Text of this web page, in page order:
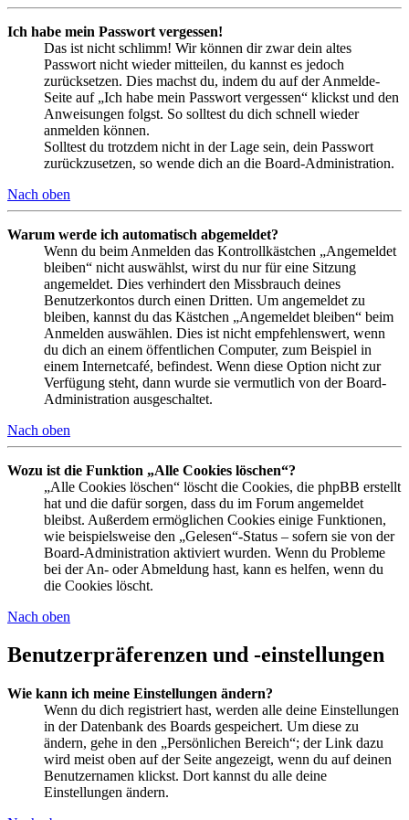
Ich habe mein Passwort vergessen!
Das ist nicht schlimm! Wir können dir zwar dein altes
Passwort nicht wieder mitteilen, du kannst es jedoch
zurücksetzen. Dies machst du, indem du auf der Anmelde-
Seite auf „Ich habe mein Passwort vergessen“ klickst und den
Anweisungen folgst. So solltest du dich schnell wieder
anmelden können.
Solltest du trotzdem nicht in der Lage sein, dein Passwort
zurückzusetzen, so wende dich an die Board-Administration.
Nach oben
Warum werde ich automatisch abgemeldet?
Wenn du beim Anmelden das Kontrollkästchen „Angemeldet
bleiben“ nicht auswählst, wirst du nur für eine Sitzung
angemeldet. Dies verhindert den Missbrauch deines
Benutzerkontos durch einen Dritten. Um angemeldet zu
bleiben, kannst du das Kästchen „Angemeldet bleiben“ beim
Anmelden auswählen. Dies ist nicht empfehlenswert, wenn
du dich an einem öffentlichen Computer, zum Beispiel in
einem Internetcafé, befindest. Wenn diese Option nicht zur
Verfügung steht, dann wurde sie vermutlich von der Board-
Administration ausgeschaltet.
Nach oben
Wozu ist die Funktion „Alle Cookies löschen“?
„Alle Cookies löschen“ löscht die Cookies, die phpBB erstellt
hat und die dafür sorgen, dass du im Forum angemeldet
bleibst. Außerdem ermöglichen Cookies einige Funktionen,
wie beispielsweise den „Gelesen“-Status – sofern sie von der
Board-Administration aktiviert wurden. Wenn du Probleme
bei der An- oder Abmeldung hast, kann es helfen, wenn du
die Cookies löscht.
Nach oben
Benutzerpräferenzen und -einstellungen
Wie kann ich meine Einstellungen ändern?
Wenn du dich registriert hast, werden alle deine Einstellungen
in der Datenbank des Boards gespeichert. Um diese zu
ändern, gehe in den „Persönlichen Bereich“; der Link dazu
wird meist oben auf der Seite angezeigt, wenn du auf deinen
Benutzernamen klickst. Dort kannst du alle deine
Einstellungen ändern.